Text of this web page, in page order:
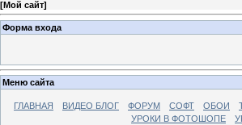
[Мой сайт]
Форма входа
Меню сайта
ГЛАВНАЯ ВИДЕО БЛОГ ФОРУМ СОФТ ОБОИ
УРОКИ В ФОТОШОПЕ